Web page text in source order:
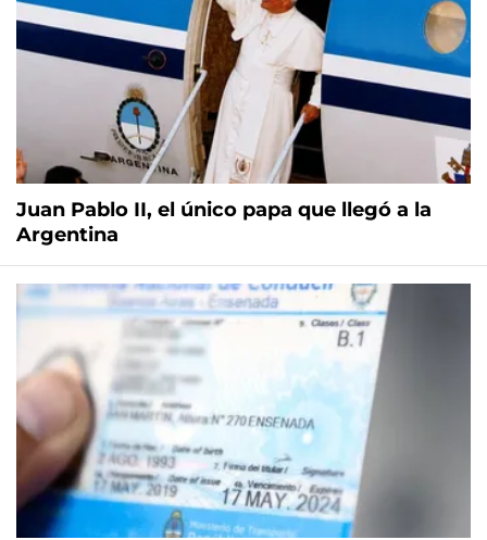
Juan Pablo II, el único papa que llegó a la
Argentina